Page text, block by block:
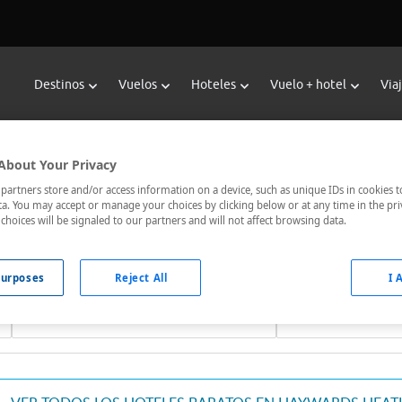
Destinos Vuelos Hoteles Vuelo + hotel
Hoteles en Haywards
de hoteles de Viajes Carrefour te ofrece hoteles baratos en
comunicados, el hotel que busques nosotros te lo
Fechas *
Your Privacy
store and/or access information on a device, such as unique IDs in cookies
You may accept or manage your choices by clicking below or at any time in the
choices will be signaled to our partners and will not affect browsing data.
Reject All I